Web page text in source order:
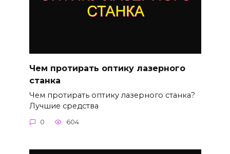
Чем протирать оптику лазерного
станка
Чем протирать оптику лазерного станка?
Лучшие средства
0 604